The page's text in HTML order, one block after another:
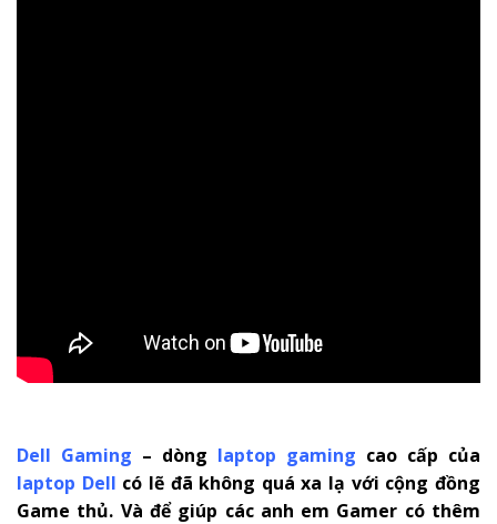
Dell Gaming – dòng laptop gaming cao cấp của
laptop Dell có lẽ đã không quá xa lạ với cộng đồng
Game thủ. Và để giúp các anh em Gamer có thêm